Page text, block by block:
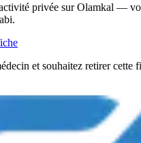
privée sur Olamkal —
et souhaitez retirer cette